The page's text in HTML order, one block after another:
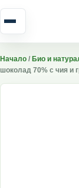
Skip to content
Начало / Био и
шоколад 70% с чия и